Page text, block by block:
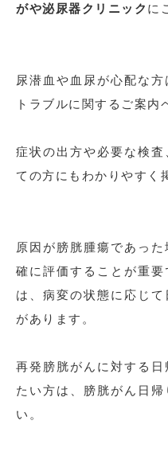
がや泌尿器クリニック に
尿潜血や血尿が心配な
トラブルに関するご案内
症状の出方や必要な検
ての方にもわかりやすく
原因が膀胱腫瘍であっ
確に評価することが重
は、病変の状態に応じ
があります。
再発膀胱がんに対する
たい方は、膀胱がん日
い。